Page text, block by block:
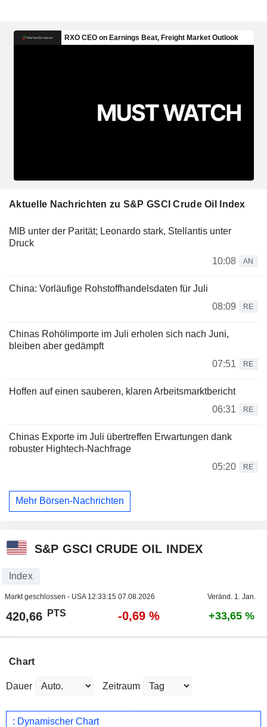
Aktuelle Nachrichten zu S&P GSCI Crude Oil Index
MIB unter der Parität; Leonardo stark, Stellantis unter
Druck
10:08
AN
China: Vorläufige Rohstoffhandelsdaten für Juli
08:09
RE
Chinas Rohölimporte im Juli erholen sich nach Juni,
bleiben aber gedämpft
07:51
RE
Hoffen auf einen sauberen, klaren Arbeitsmarktbericht
06:31
RE
Chinas Exporte im Juli übertreffen Erwartungen dank
robuster Hightech-Nachfrage
05:20
RE
Mehr Börsen-Nachrichten
S&P GSCI CRUDE OIL INDEX
Index
Markt geschlossen - USA 12:33:15 07.08.2026 Veränd. 1. Jan.
420,66 PTS -0,69 % +33,65 %
Chart
Dauer Zeitraum
: Dynamischer Chart